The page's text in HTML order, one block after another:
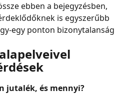
ebben a bejegyzésben,
is egyszerűbb
egy ponton bizonytalanság
jutalék, és mennyi?